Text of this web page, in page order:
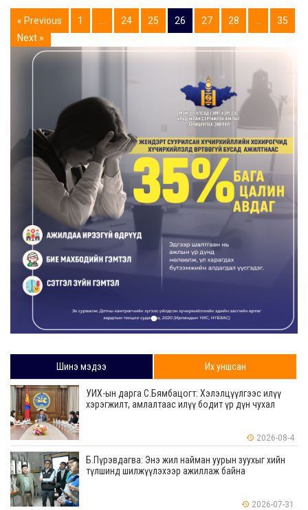
« Previous
1 24 25 26 27 28
35
Next »
Шинэ мэдээ Их уншсан
УИХ-ын дарга С.Бямбацогт: Хэлэлцүүлгээс илүү
хэрэгжилт, амлалтаас илүү бодит үр дүн чухал
2026-08-4
Б.Пүрэвдагва: Энэ жил найман уурын зуухыг хийн
түлшинд шилжүүлэхээр ажиллаж байна
2026-07-31